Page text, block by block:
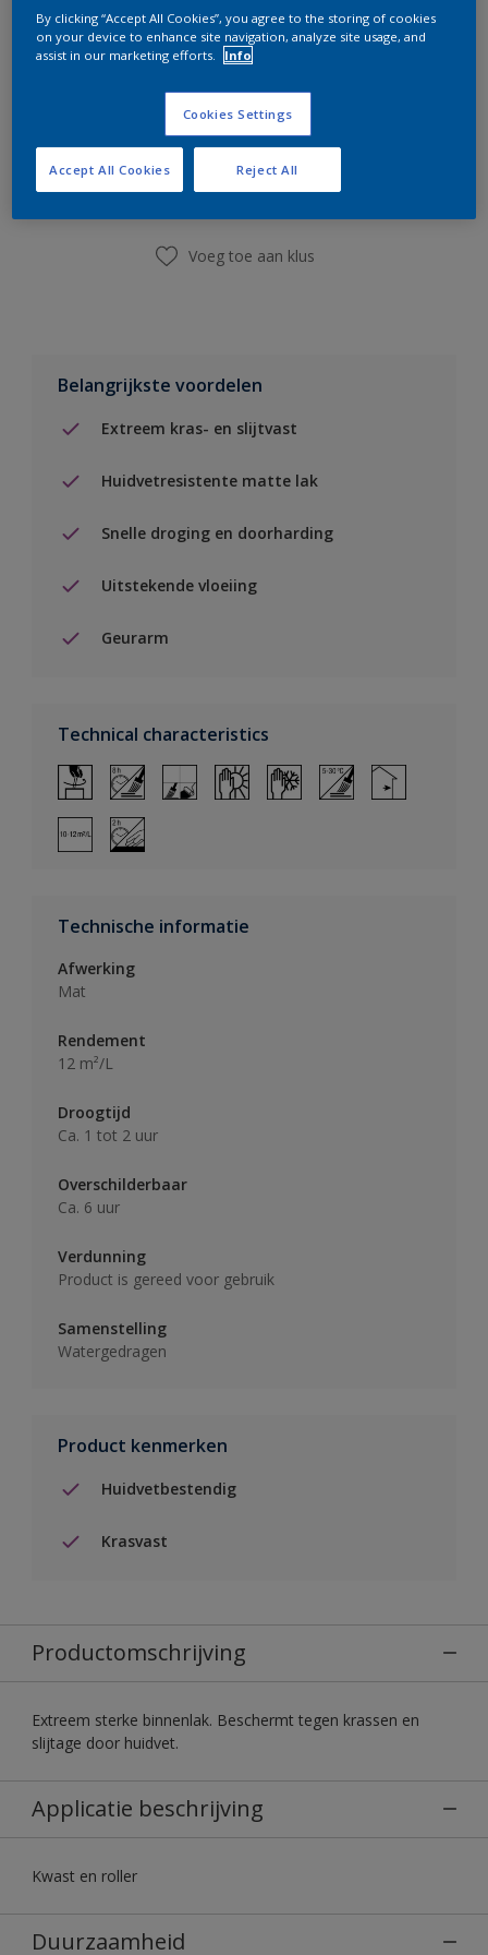
Boodschappenlijst
Vind een winkel
Voeg toe aan klus
Belangrijkste voordelen
Extreem kras- en slijtvast
Huidvetresistente matte lak
Snelle droging en doorharding
Uitstekende vloeiing
Geurarm
Technical characteristics
Technische informatie
Afwerking
Mat
Rendement
12 m²/L
Droogtijd
Ca. 1 tot 2 uur
Overschilderbaar
Ca. 6 uur
Verdunning
Product is gereed voor gebruik
Samenstelling
Watergedragen
Product kenmerken
Huidvetbestendig
Krasvast
Productomschrijving
Extreem sterke binnenlak. Beschermt tegen krassen en
slijtage door huidvet.
Applicatie beschrijving
Kwast en roller
Duurzaamheid
By clicking “Accept All Cookies”, you agree to the storing of cookies
on your device to enhance site navigation, analyze site usage, and
assist in our marketing efforts.
Info
Cookies Settings
Reject All
Accept All Cookies